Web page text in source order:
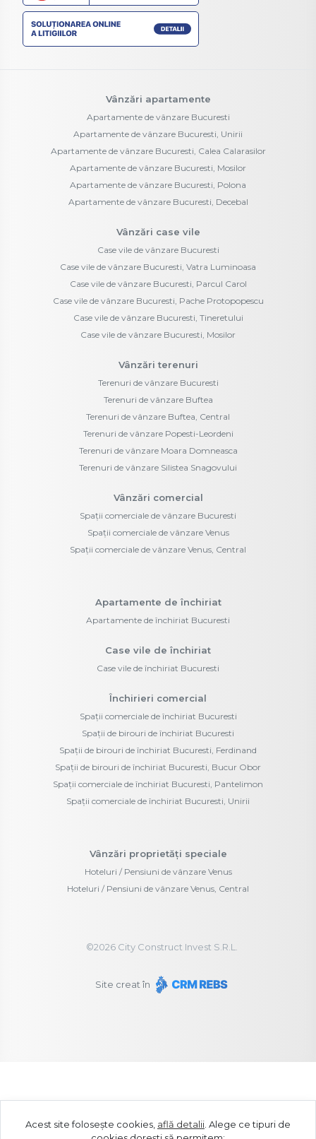
Vânzări apartamente
Apartamente de vânzare Bucuresti
Apartamente de vânzare Bucuresti, Unirii
Apartamente de vânzare Bucuresti, Calea Calarasilor
Apartamente de vânzare Bucuresti, Mosilor
Apartamente de vânzare Bucuresti, Polona
Apartamente de vânzare Bucuresti, Decebal
Vânzări case vile
Case vile de vânzare Bucuresti
Case vile de vânzare Bucuresti, Vatra Luminoasa
Case vile de vânzare Bucuresti, Parcul Carol
Case vile de vânzare Bucuresti, Pache Protopopescu
Case vile de vânzare Bucuresti, Tineretului
Case vile de vânzare Bucuresti, Mosilor
Vânzări terenuri
Terenuri de vânzare Bucuresti
Terenuri de vânzare Buftea
Terenuri de vânzare Buftea, Central
Terenuri de vânzare Popesti-Leordeni
Terenuri de vânzare Moara Domneasca
Terenuri de vânzare Silistea Snagovului
Vânzări comercial
Spații comerciale de vânzare Bucuresti
Spații comerciale de vânzare Venus
Spații comerciale de vânzare Venus, Central
Apartamente de închiriat
Apartamente de închiriat Bucuresti
Case vile de închiriat
Case vile de închiriat Bucuresti
Închirieri comercial
Spații comerciale de închiriat Bucuresti
Spații de birouri de închiriat Bucuresti
Spații de birouri de închiriat Bucuresti, Ferdinand
Spații de birouri de închiriat Bucuresti, Bucur Obor
Spații comerciale de închiriat Bucuresti, Pantelimon
Spații comerciale de închiriat Bucuresti, Unirii
Vânzări proprietăți speciale
Hoteluri / Pensiuni de vânzare Venus
Hoteluri / Pensiuni de vânzare Venus, Central
©2026City Construct Invest S.R.L.
Site creat în
Acest site folosește cookies, află detalii Alege ce tipuri de